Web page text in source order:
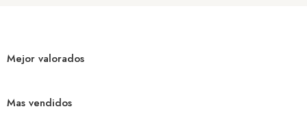
Mejor valorados
Mas vendidos